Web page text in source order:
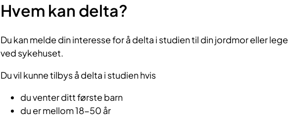
Hvem kan delta?
Du kan melde din interesse for å delta i studien til din jordmor eller lege
ved sykehuset.
Du vil kunne tilbys å delta i studien hvis
du venter ditt første barn
du er mellom 18-50 år